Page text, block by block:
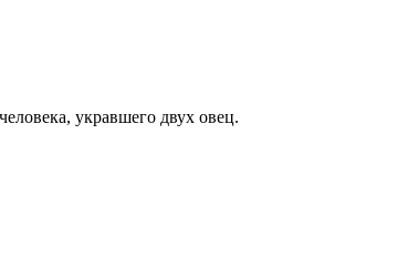
укравшего двух овец.